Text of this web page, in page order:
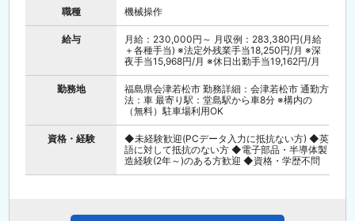
職種 機械操作
給与
月給：230,000円～ 月収例：283,380円(月給
＋各種手当) ※法定外残業手当18,250円/月 ※深
夜手当15,968円/月 ※休日出勤手当19,162円/月
勤務地
福島県会津若松市 勤務詳細：会津若松市 通勤方
法：車 最寄り駅：堂島駅から車8分 ※構内の
（無料）駐車場利用OK
資格・経験
◆未経験歓迎(PCデータ入力に抵抗ない方) ◆英
語に対して抵抗のない方 ◆電子部品・半導体製
造経験(2年～)のある方歓迎 ◆資格・学歴不問